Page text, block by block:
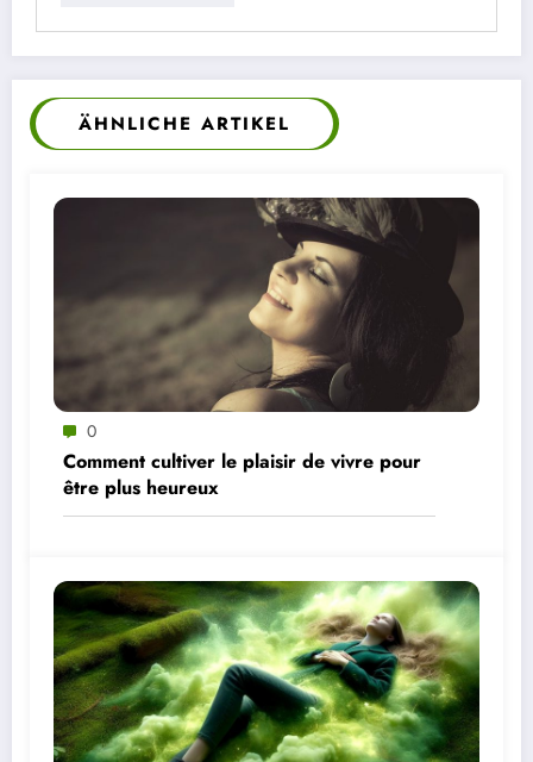
ÄHNLICHE ARTIKEL
0
Comment cultiver le plaisir de vivre pour
être plus heureux